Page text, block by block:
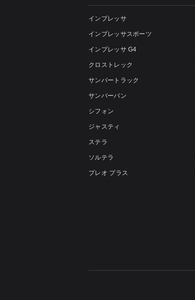
インプレッサ
インプレッサスポーツ
インプレッサ G4
クロストレック
サンバートラック
サンバーバン
シフォン
ジャスティ
ステラ
ソルテラ
プレオ プラス